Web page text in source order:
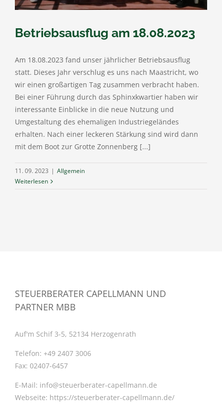
Betriebsausflug am 18.08.2023
Am 18.08.2023 fand unser jährlicher Betriebsausflug
statt. Dieses Jahr verschlug es uns nach Maastricht, wo
wir einen großartigen Tag zusammen verbracht haben.
Bei einer Führung durch das Sphinxkwartier haben wir
interessante Einblicke in die neue Nutzung und
Umgestaltung des ehemaligen Industriegeländes
erhalten. Nach einer leckeren Stärkung sind wird dann
mit dem Boot zur Grotte Zonnenberg [...]
11. 09. 2023 | Allgemein
Weiterlesen
STEUERBERATER CAPELLMANN UND
PARTNER MBB
Auf'm Schif 3-5, 52134 Herzogenrath
Telefon: +49 2407 3006
Fax: 02407-6457
E-Mail: info@steuerberater-capellmann.de
Webseite: https://steuerberater-capellmann.de/